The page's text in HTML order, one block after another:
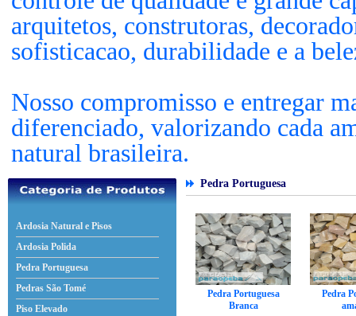
arquitetos, construtoras,
sofisticacao, durabilidade e a
Nosso compromisso e entregar
diferenciado, valorizando cada
natural brasileira.
Ardosia Natural e Pisos
Ardosia Polida
Pedra Portuguesa
Pedras São Tomé
Piso Elevado
Pedra Portuguesa
Pedra Portuguesa
Branca
Pedra